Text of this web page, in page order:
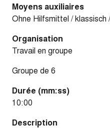
Moyens auxiliaires
Ohne Hilfsmittel /
Organisation
Travail en groupe
Groupe de 6
Durée (mm:ss)
10:00
Description